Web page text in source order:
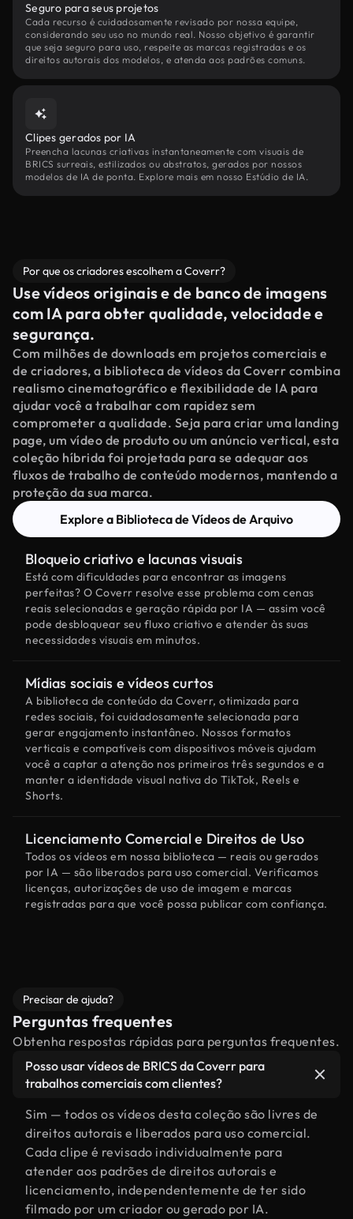
Seguro para seus projetos
Cada recurso é cuidadosamente revisado por nossa equipe,
considerando seu uso no mundo real. Nosso objetivo é garantir
que seja seguro para uso, respeite as marcas registradas e os
direitos autorais dos modelos, e atenda aos padrões comuns.
Clipes gerados por IA
Preencha lacunas criativas instantaneamente com visuais de
BRICS surreais, estilizados ou abstratos, gerados por nossos
modelos de IA de ponta. Explore mais em nosso Estúdio de IA.
Por que os criadores escolhem a Coverr?
Use vídeos originais e de banco de imagens
com IA para obter qualidade, velocidade e
segurança.
Com milhões de downloads em projetos comerciais e
de criadores, a biblioteca de vídeos da Coverr combina
realismo cinematográfico e flexibilidade de IA para
ajudar você a trabalhar com rapidez sem
comprometer a qualidade. Seja para criar uma landing
page, um vídeo de produto ou um anúncio vertical, esta
coleção híbrida foi projetada para se adequar aos
fluxos de trabalho de conteúdo modernos, mantendo a
proteção da sua marca.
Explore a Biblioteca de Vídeos de Arquivo
Bloqueio criativo e lacunas visuais
Está com dificuldades para encontrar as imagens
perfeitas? O Coverr resolve esse problema com cenas
reais selecionadas e geração rápida por IA — assim você
pode desbloquear seu fluxo criativo e atender às suas
necessidades visuais em minutos.
Mídias sociais e vídeos curtos
A biblioteca de conteúdo da Coverr, otimizada para
redes sociais, foi cuidadosamente selecionada para
gerar engajamento instantâneo. Nossos formatos
verticais e compatíveis com dispositivos móveis ajudam
você a captar a atenção nos primeiros três segundos e a
manter a identidade visual nativa do TikTok, Reels e
Shorts.
Licenciamento Comercial e Direitos de Uso
Todos os vídeos em nossa biblioteca — reais ou gerados
por IA — são liberados para uso comercial. Verificamos
licenças, autorizações de uso de imagem e marcas
registradas para que você possa publicar com confiança.
Precisar de ajuda?
Perguntas frequentes
Obtenha respostas rápidas para perguntas frequentes.
Posso usar vídeos de BRICS da Coverr para
trabalhos comerciais com clientes?
Sim — todos os vídeos desta coleção são livres de
direitos autorais e liberados para uso comercial.
Cada clipe é revisado individualmente para
atender aos padrões de direitos autorais e
licenciamento, independentemente de ter sido
filmado por um criador ou gerado por IA.